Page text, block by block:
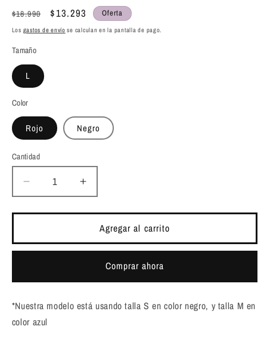
Precio
habitual
$18.990
Precio
de
$13.293 Oferta
Los gastos de envío se calculan en la pantalla de pago.
Tamaño
L
Color
Rojo Negro
Cantidad
Cantidad
Reducir
cantidad
para
Florencia
Aumentar
cantidad
para
Bodysuit
Florencia
Agregar al carrito
Comprar ahora
*Nuestra modelo está usando talla S en color negro, y talla M en
color azul